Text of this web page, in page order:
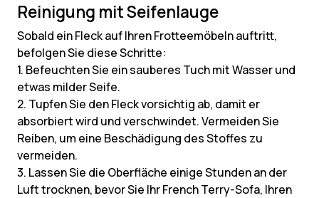
Reinigung mit Seifenlauge
Sobald ein Fleck auf Ihren Frotteemöbeln auftritt,
befolgen Sie diese Schritte:
1. Befeuchten Sie ein sauberes Tuch mit Wasser und
etwas milder Seife.
2. Tupfen Sie den Fleck vorsichtig ab, damit er
absorbiert wird und verschwindet. Vermeiden Sie
Reiben, um eine Beschädigung des Stoffes zu
vermeiden.
3. Lassen Sie die Oberfläche einige Stunden an der
Luft trocknen, bevor Sie Ihr French Terry-Sofa, Ihren